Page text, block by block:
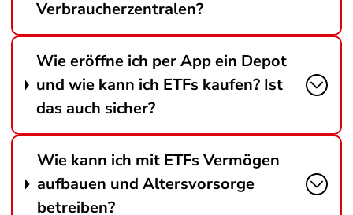
Verbraucherzentralen?
Wie eröffne ich per App ein Depot
und wie kann ich ETFs kaufen? Ist
das auch sicher?
Wie kann ich mit ETFs Vermögen
aufbauen und Altersvorsorge
betreiben?